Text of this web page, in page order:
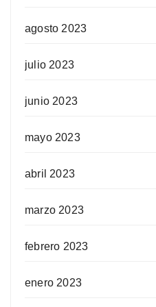
agosto 2023
julio 2023
junio 2023
mayo 2023
abril 2023
marzo 2023
febrero 2023
enero 2023